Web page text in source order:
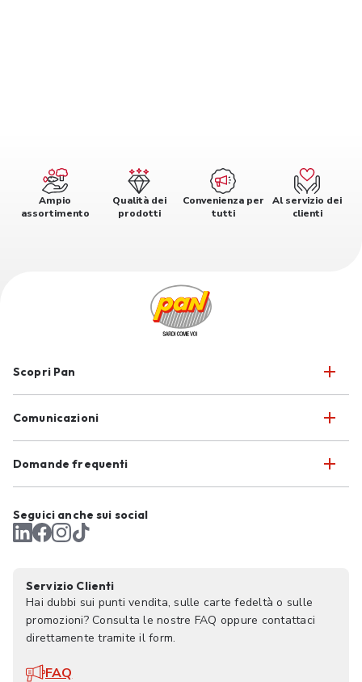
Ampio
assortimento
Qualità dei
prodotti
Convenienza per
tutti
Al servizio dei
clienti
Scopri Pan
Comunicazioni
Domande frequenti
Seguici anche sui social
Servizio Clienti
Hai dubbi sui punti vendita, sulle carte fedeltà o sulle
promozioni? Consulta le nostre FAQ oppure contattaci
direttamente tramite il form.
FAQ